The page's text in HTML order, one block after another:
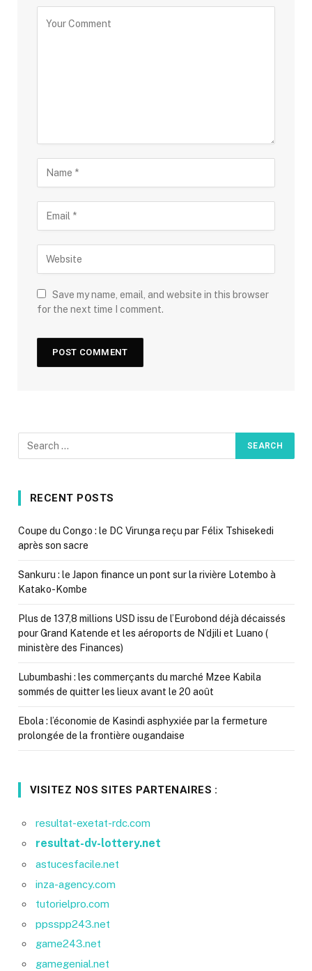
Save my name, email, and website in this browser
for the next time I comment.
RECENT POSTS
Coupe du Congo : le DC Virunga reçu par Félix Tshisekedi
après son sacre
Sankuru : le Japon finance un pont sur la rivière Lotembo à
Katako-Kombe
Plus de 137,8 millions USD issu de l’Eurobond déjà décaissés
pour Grand Katende et les aéroports de N’djili et Luano (
ministère des Finances)
Lubumbashi : les commerçants du marché Mzee Kabila
sommés de quitter les lieux avant le 20 août
Ebola : l’économie de Kasindi asphyxiée par la fermeture
prolongée de la frontière ougandaise
VISITEZ NOS SITES PARTENAIRES :
resultat-exetat-rdc.com
resultat-dv-lottery.net
astucesfacile.net
inza-agency.com
tutorielpro.com
ppsspp243.net
game243.net
gamegenial.net